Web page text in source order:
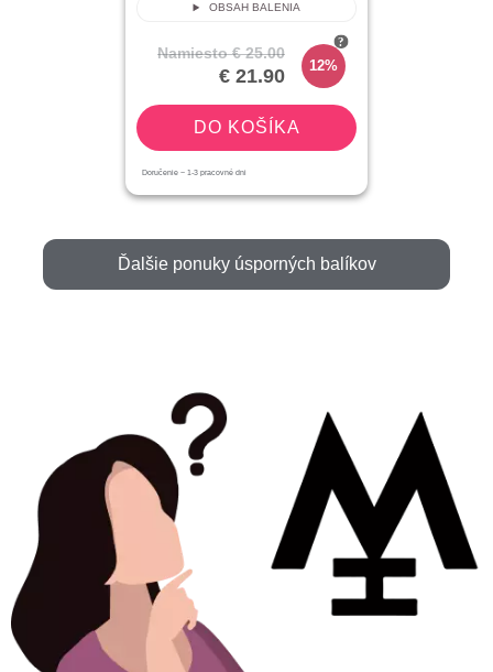
OBSAH BALENIA
Namiesto € 25.00
€ 21.90 12%
DO KOŠÍKA
Doručenie ~ 1-3 pracovné dni
Ďalšie ponuky úsporných balíkov